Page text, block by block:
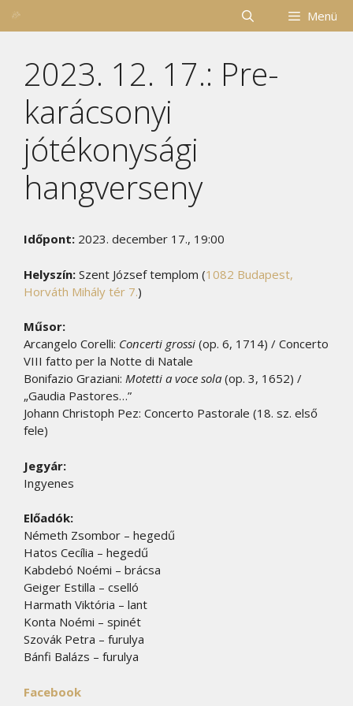
Kilépés
Menü
2023. 12. 17.: Pre-
karácsonyi
jótékonysági
hangverseny
Időpont: 2023. december 17., 19:00
Helyszín: Szent József templom (1082 Budapest,
Horváth Mihály tér 7.)
Műsor:
Arcangelo Corelli: Concerti grossi (op. 6, 1714) / Concerto
VIII fatto per la Notte di Natale
Bonifazio Graziani: Motetti a voce sola (op. 3, 1652) /
„Gaudia Pastores…”
Johann Christoph Pez: Concerto Pastorale (18. sz. első
fele)
Jegyár:
Ingyenes
Előadók:
Németh Zsombor – hegedű
Hatos Cecília – hegedű
Kabdebó Noémi – brácsa
Geiger Estilla – cselló
Harmath Viktória – lant
Konta Noémi – spinét
Szovák Petra – furulya
Bánfi Balázs – furulya
Facebook